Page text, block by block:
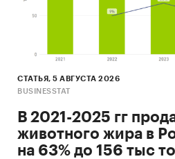
СТАТЬЯ, 5 АВГУСТА 2026
BUSINESSTAT
В 2021-2025 гг
животного жира в
на 63% до 156 тыс